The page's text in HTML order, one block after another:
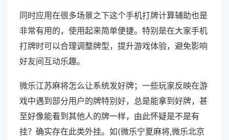
同时应用在很多场景之下这个手机打牌计算辅助也是
非常有用的，使用起来简单便捷。特别是在大家手机
打牌时可以合理调整牌型，提升游戏体验，避免影响
好友间互动乐趣。
微乐江苏麻将怎么让系统发好牌；一些玩家反映在游
戏中遇到部分用户的牌特别好，总是能拿到好牌，甚
至好像能看到其他人的牌一样，由此怀疑是不是有
挂？确实存在此类外挂。如(微乐宁夏麻将,微乐北京